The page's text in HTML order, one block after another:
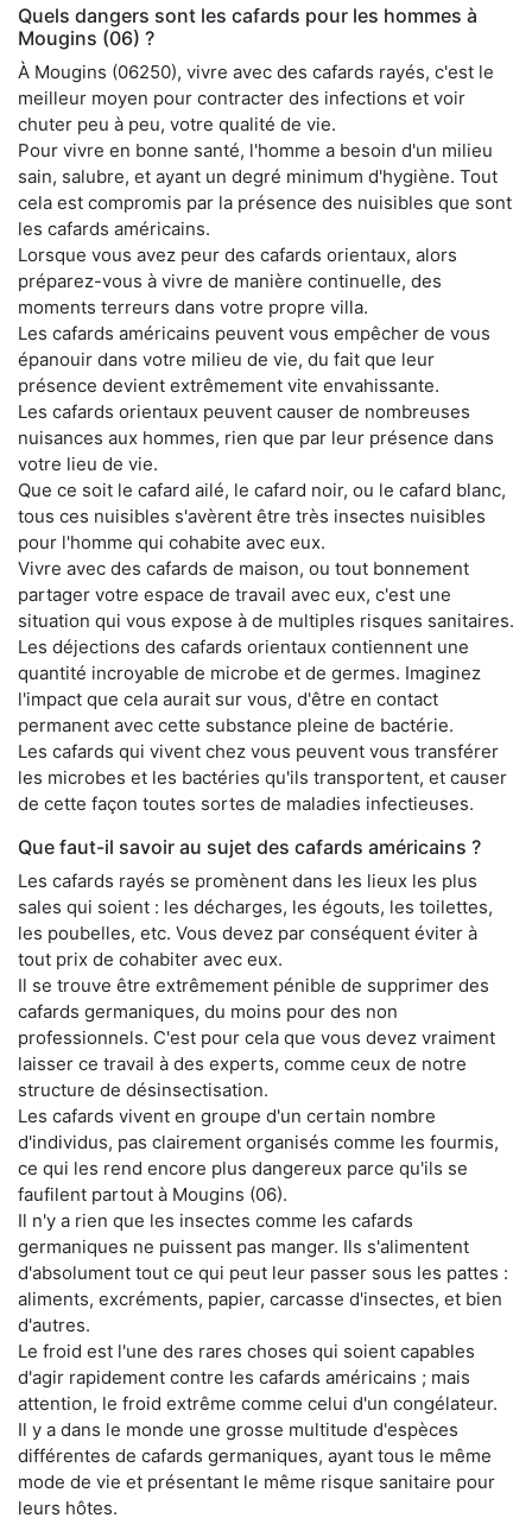
Quels dangers sont les cafards pour les hommes à
Mougins (06) ?
À Mougins (06250), vivre avec des cafards rayés, c'est le
meilleur moyen pour contracter des infections et voir
chuter peu à peu, votre qualité de vie.
Pour vivre en bonne santé, l'homme a besoin d'un milieu
sain, salubre, et ayant un degré minimum d'hygiène. Tout
cela est compromis par la présence des nuisibles que sont
les cafards américains.
Lorsque vous avez peur des cafards orientaux, alors
préparez-vous à vivre de manière continuelle, des
moments terreurs dans votre propre villa.
Les cafards américains peuvent vous empêcher de vous
épanouir dans votre milieu de vie, du fait que leur
présence devient extrêmement vite envahissante.
Les cafards orientaux peuvent causer de nombreuses
nuisances aux hommes, rien que par leur présence dans
votre lieu de vie.
Que ce soit le cafard ailé, le cafard noir, ou le cafard blanc,
tous ces nuisibles s'avèrent être très insectes nuisibles
pour l'homme qui cohabite avec eux.
Vivre avec des cafards de maison, ou tout bonnement
partager votre espace de travail avec eux, c'est une
situation qui vous expose à de multiples risques sanitaires.
Les déjections des cafards orientaux contiennent une
quantité incroyable de microbe et de germes. Imaginez
l'impact que cela aurait sur vous, d'être en contact
permanent avec cette substance pleine de bactérie.
Les cafards qui vivent chez vous peuvent vous transférer
les microbes et les bactéries qu'ils transportent, et causer
de cette façon toutes sortes de maladies infectieuses.
Que faut-il savoir au sujet des cafards américains ?
Les cafards rayés se promènent dans les lieux les plus
sales qui soient : les décharges, les égouts, les toilettes,
les poubelles, etc. Vous devez par conséquent éviter à
tout prix de cohabiter avec eux.
Il se trouve être extrêmement pénible de supprimer des
cafards germaniques, du moins pour des non
professionnels. C'est pour cela que vous devez vraiment
laisser ce travail à des experts, comme ceux de notre
structure de désinsectisation.
Les cafards vivent en groupe d'un certain nombre
d'individus, pas clairement organisés comme les fourmis,
ce qui les rend encore plus dangereux parce qu'ils se
faufilent partout à Mougins (06).
Il n'y a rien que les insectes comme les cafards
germaniques ne puissent pas manger. Ils s'alimentent
d'absolument tout ce qui peut leur passer sous les pattes :
aliments, excréments, papier, carcasse d'insectes, et bien
d'autres.
Le froid est l'une des rares choses qui soient capables
d'agir rapidement contre les cafards américains ; mais
attention, le froid extrême comme celui d'un congélateur.
Il y a dans le monde une grosse multitude d'espèces
différentes de cafards germaniques, ayant tous le même
mode de vie et présentant le même risque sanitaire pour
leurs hôtes.